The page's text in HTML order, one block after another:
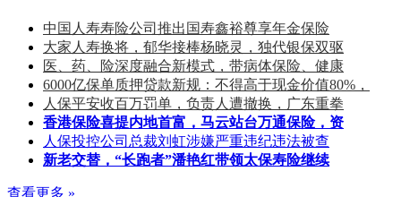
中国人寿寿险公司推出国寿鑫裕尊享年金保险
大家人寿换将，郁华接棒杨晓灵，独代银保双驱
医、药、险深度融合新模式，带病体保险、健康
6000亿保单质押贷款新规：不得高于现金价值80%，
人保平安收百万罚单，负责人遭撤换，广东重拳
香港保险喜提内地首富，马云站台万通保险，资
人保投控公司总裁刘虹涉嫌严重违纪违法被查
新老交替，“长跑者”潘艳红带领太保寿险继续
查看更多 »